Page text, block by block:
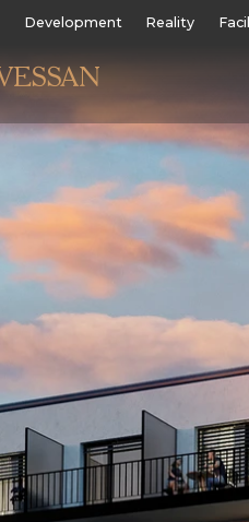
Development Reality